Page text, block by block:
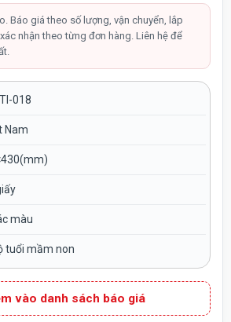
Báo giá theo số lượng, vận chuyển, lắp
nhận theo từng đơn hàng. Liên hệ để
018
Nam
màu
tuổi mầm non
vào danh sách báo giá